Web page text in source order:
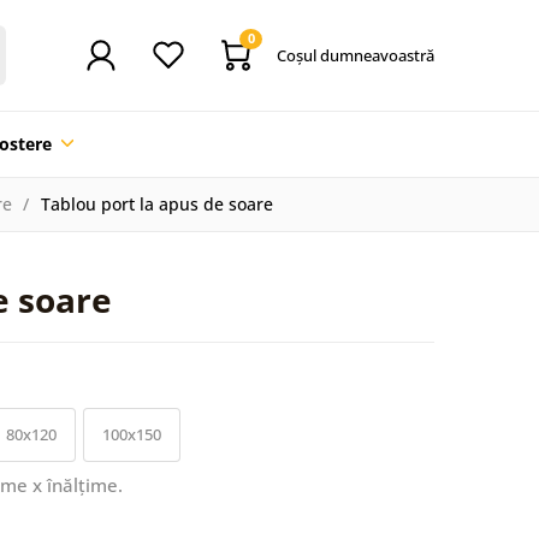
0
Coşul dumneavoastră
Tablou port la apus de soare
soare
80x120 100x150
x înălțime.